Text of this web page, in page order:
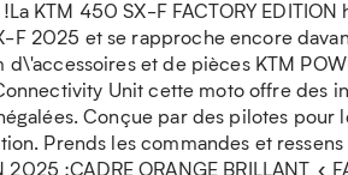
KTM 450 SX-F FACTORY
F 2025 et se rapproche encore
et de pièces KTM
Unit cette moto offre des
Conçue par des pilotes
Prends les commandes et
2025 :CADRE ORANGE BRILLANT «